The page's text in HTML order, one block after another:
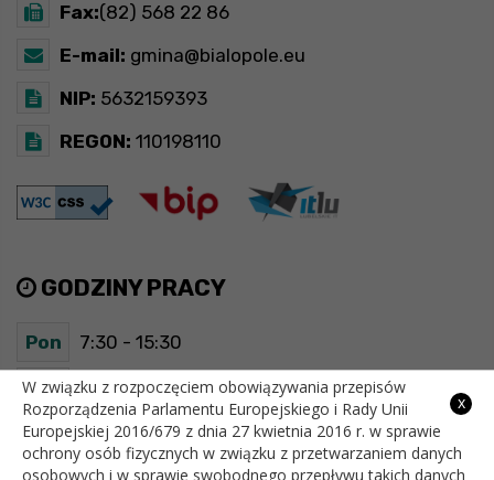
Fax:(82) 568 22 86
E-mail: gmina@bialopole.eu
NIP: 5632159393
REGON: 110198110
GODZINY PRACY
Pon 7:30 - 15:30
Wt 7:30 - 15:30
Śr 7:30 - 15:30
x
W związku z rozpoczęciem obowiązywania przepisów
Rozporządzenia Parlamentu Europejskiego i Rady Unii
Europejskiej 2016/679 z dnia 27 kwietnia 2016 r. w sprawie
ochrony osób fizycznych w związku z przetwarzaniem danych
osobowych i w sprawie swobodnego przepływu takich danych